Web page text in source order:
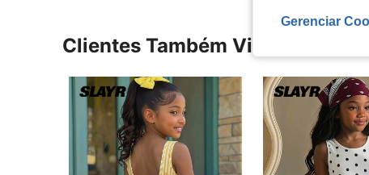
Clientes Também Visitaram
Gerenciar